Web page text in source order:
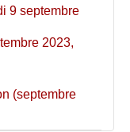
9 septembre
2023,
(septembre